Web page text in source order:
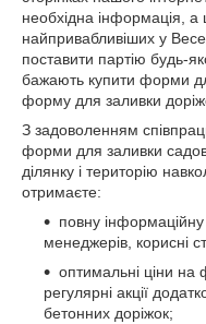
необхідна інформація,
найпривабливіших у
поставити партію будь-
бажають купити форми
форму для заливки
З задоволенням
форми для заливки
ділянку і територію
отримаєте:
повну інформаційну
менеджерів, корисні
оптимальні ціни на
регулярні акції
бетонних доріжок;